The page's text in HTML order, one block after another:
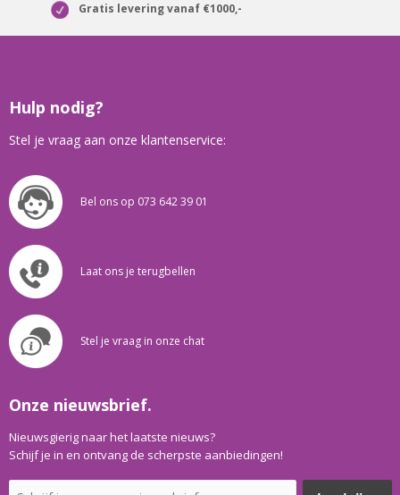
Gratis levering vanaf €1000,-
Hulp nodig?
Stel je vraag aan onze klantenservice:
Bel ons op 073 642 39 01
Laat ons je terugbellen
Stel je vraag in onze chat
Onze nieuwsbrief.
Nieuwsgierig naar het laatste nieuws?
Schijf je in en ontvang de scherpste aanbiedingen!